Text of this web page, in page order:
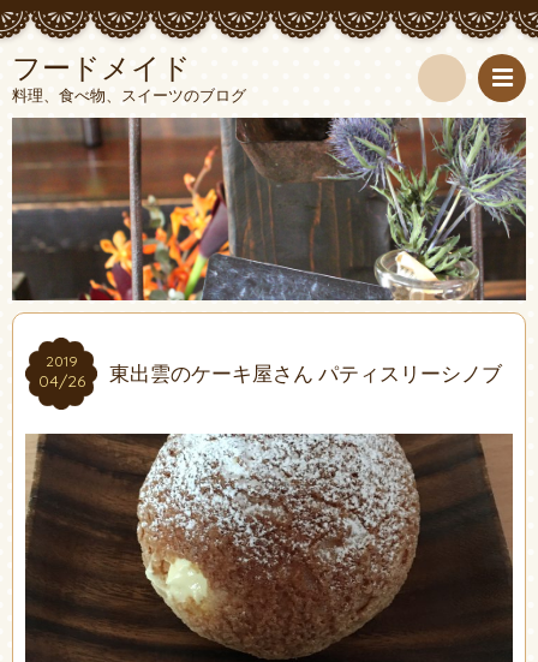
フードメイド
料理、食べ物、スイーツのブログ
検
索
2019
04/26
2019
04/26 東出雲のケーキ屋さん パティスリーシノブ